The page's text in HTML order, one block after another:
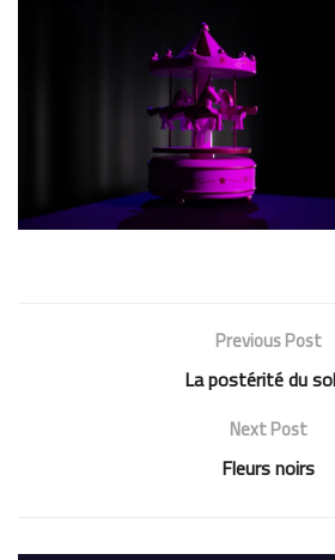
Previous Post
La postérité du
Next Post
Fleurs noirs